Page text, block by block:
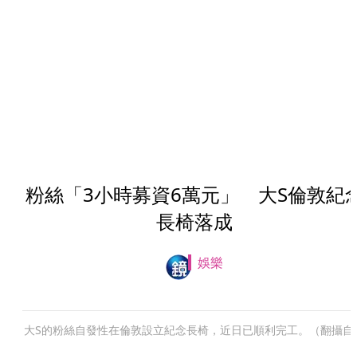
粉絲「3小時募資6萬元」 大S倫敦紀
長椅落成
娛樂
大S的粉絲自發性在倫敦設立紀念長椅，近日已順利完工。（翻攝自